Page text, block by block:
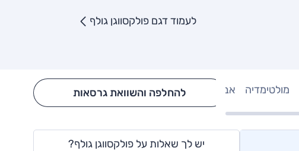
לעמוד דגם פולקסווגן גולף
מולטימדיה אבזור Hide config section
להחלפה והשוואת גרסאות
יש לך שאלות על פולקסווגן גולף?